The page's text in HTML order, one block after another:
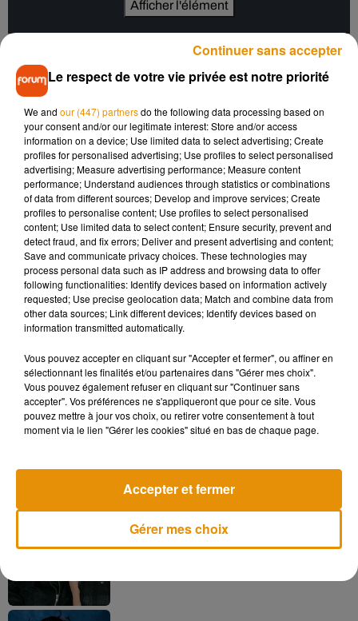
Afficher l'élément
Exclusivement vendu en Chine
Et non, ce n’est pas une blague. Cette glace à l’herbe
aromatique dont le goût est parfois comparé à celui du savon
par ceux qui la détestent, est déjà disponible en Chine sur le
site officiel de McDonald’s, et ce jusqu’au 25 février.
Vendue 6,6 yuans, soit environ 1 euro, nul doute qu’elle sera
très appréciée en Asie où la coriandre est souvent utilisée en
cuisine. Vous avez envie de tester ? À moins de prendre un
billet d’avion aller-retour pour Pékin, vous pouvez toujours
saupoudrer de la coriandre hachée sur un sunday nature…
Bon appétit !
Musique
Madonna sort enfin le remix de « Love
Le respect de votre vie privée est notre priorité
We and our (447) partnersdo the following data processing based on
your consent and/or our legitimate interest: Store and/or access
information on a device; Use limited data to select advertising; Create
profiles for personalised advertising; Use profiles to select personalised
advertising; Measure advertising performance; Measure content
performance; Understand audiences through statistics or combinations
of data from different sources; Develop and improve services; Create
profiles to personalise content; Use profiles to select personalised
content; Use limited data to select content; Ensure security, prevent and
detect fraud, and fix errors; Deliver and present advertising and content;
Save and communicate privacy choices. These technologies may
process personal data such as IP address and browsing data to offer
following functionalities: Identify devices based on information actively
requested; Use precise geolocation data; Match and combine data from
other data sources; Link different devices; Identify devices based on
information transmitted automatically.
Vous pouvez accepter en cliquant sur "Accepter et fermer", ou affiner en
sélectionnant les finalités et/ou partenaires dans "Gérer mes choix".
Vous pouvez également refuser en cliquant sur "Continuer sans
accepter". Vos préférences ne s'appliqueront que pour ce site. Vous
pouvez mettre à jour vos choix, ou retirer votre consentement à tout
moment via le lien "Gérer les cookies" situé en bas de chaque page.
Gérer mes choix
Accepter et fermer
Continuer sans accepter